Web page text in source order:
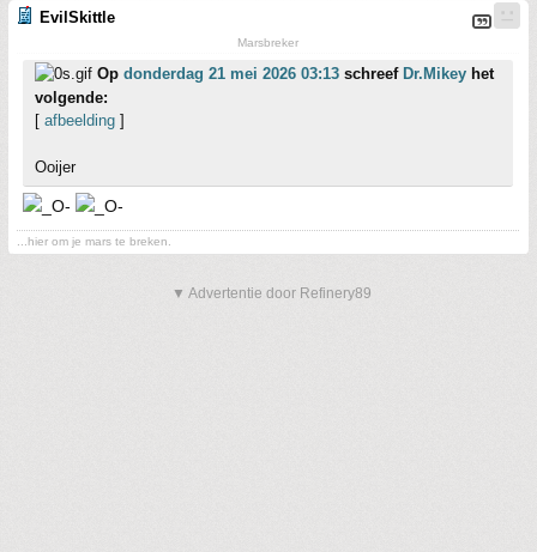
EvilSkittle
Marsbreker
Op donderdag 21 mei 2026 03:13 schreef Dr.Mikey het
volgende:
[ afbeelding ]
Ooijer
...hier om je mars te breken.
▼ Advertentie door Refinery89